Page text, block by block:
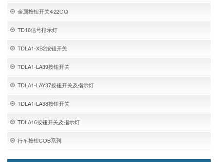
金属按钮开关Φ22GQ
TD16信号指示灯
TDLA1-XB2按钮开关
TDLA1-LA39按钮开关
TDLA1-LAY37按钮开关及指示灯
TDLA1-LA38按钮开关
TDLA16按钮开关及指示灯
行车按钮COB系列